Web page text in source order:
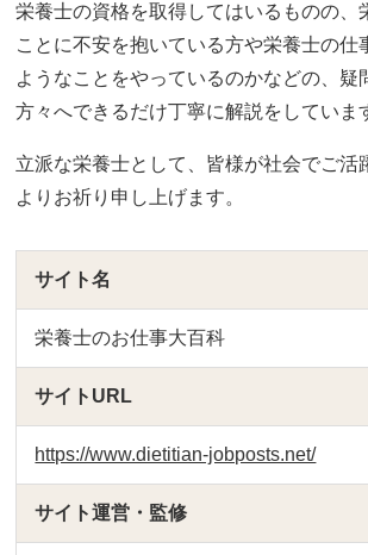
栄養士の資格を取得してはいるものの、
ことに不安を抱いている方や栄養士の仕
ようなことをやっているのかなどの、疑
方々へできるだけ丁寧に解説をしていま
立派な栄養士として、皆様が社会でご活
よりお祈り申し上げます。
サイト名
栄養士のお仕事大百科
サイトURL
https://www.dietitian-jobposts.net/
サイト運営・監修